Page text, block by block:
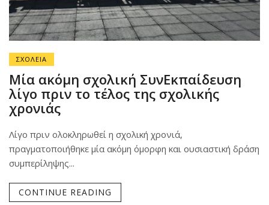
ΣΧΟΛΕΙΑ
Μία ακόμη σχολική ΣυνΕκπαίδευση
λίγο πριν το τέλος της σχολικής
χρονιάς
Λίγο πριν ολοκληρωθεί η σχολική χρονιά,
πραγματοποιήθηκε μία ακόμη όμορφη και ουσιαστική δράση
συμπερίληψης...
CONTINUE READING